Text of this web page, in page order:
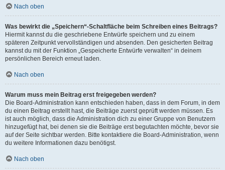
Nach oben
Was bewirkt die „Speichern“-Schaltfläche beim Schreiben eines Beitrags?
Hiermit kannst du die geschriebene Entwürfe speichern und zu einem
späteren Zeitpunkt vervollständigen und absenden. Den gesicherten Beitrag
kannst du mit der Funktion „Gespeicherte Entwürfe verwalten“ in deinem
persönlichen Bereich erneut laden.
Nach oben
Warum muss mein Beitrag erst freigegeben werden?
Die Board-Administration kann entschieden haben, dass in dem Forum, in dem
du einen Beitrag erstellt hast, die Beiträge zuerst geprüft werden müssen. Es
ist auch möglich, dass die Administration dich zu einer Gruppe von Benutzern
hinzugefügt hat, bei denen sie die Beiträge erst begutachten möchte, bevor sie
auf der Seite sichtbar werden. Bitte kontaktiere die Board-Administration, wenn
du weitere Informationen dazu benötigst.
Nach oben